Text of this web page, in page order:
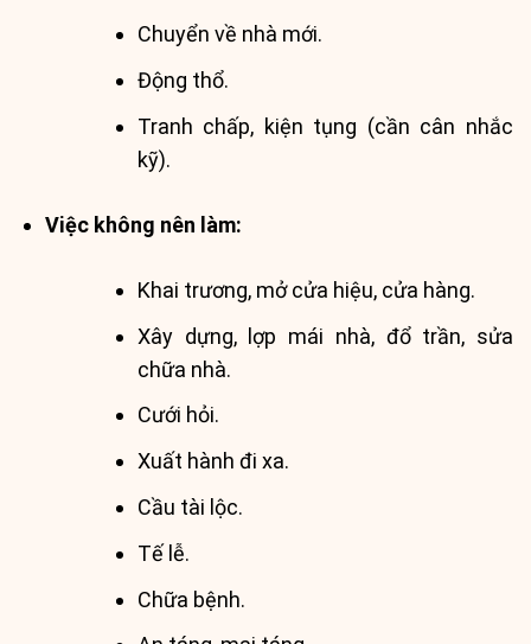
Chuyển về nhà mới.
Động thổ.
Tranh chấp, kiện tụng (cần cân nhắc
kỹ).
Việc không nên làm:
Khai trương, mở cửa hiệu, cửa hàng.
Xây dựng, lợp mái nhà, đổ trần, sửa
chữa nhà.
Cưới hỏi.
Xuất hành đi xa.
Cầu tài lộc.
Tế lễ.
Chữa bệnh.